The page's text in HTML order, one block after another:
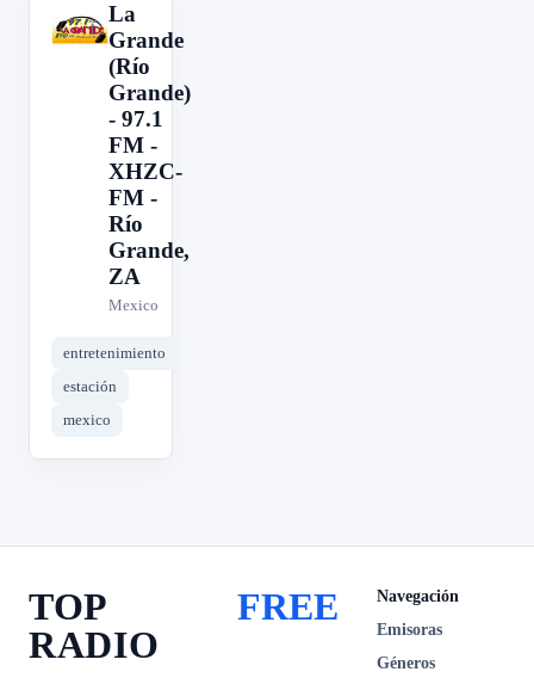
L
La
Grande
(Río
Grande)
- 97.1
FM -
XHZC-
FM -
Río
Grande,
ZA
Mexico
entretenimiento
estación
mexico
TOP
RADIO
FREE
Navegación
Emisoras
Géneros